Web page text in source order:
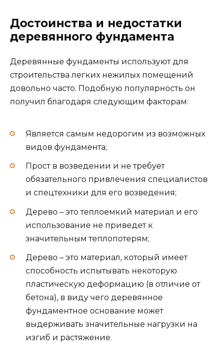
Достоинства и недостатки
деревянного фундамента
Деревянные фундаменты используют для
строительства легких нежилых помещений
довольно часто. Подобную популярность он
получил благодаря следующим факторам:
Является самым недорогим из возможных
видов фундамента;
Прост в возведении и не требует
обязательного привлечения специалистов
и спецтехники для его возведения;
Дерево – это теплоемкий материал и его
использование не приведет к
значительным теплопотерям;
Дерево – это материал, который имеет
способность испытывать некоторую
пластическую деформацию (в отличие от
бетона), в виду чего деревянное
фундаментное основание может
выдерживать значительные нагрузки на
изгиб и растяжение.